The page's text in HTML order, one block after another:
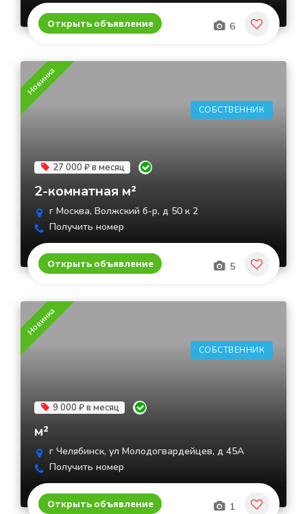
Открыть объявление 6
СОБСТВЕННИК
Новинка
27 000 ₽ в месяц
2-комнатная м²
г Москва, Волжский б-р, д 50 к 2
Получить номер
Открыть объявление 5
СОБСТВЕННИК
Новинка
9 000 ₽ в месяц
м²
г Челябинск, ул Молодогвардейцев, д 45А
Получить номер
Открыть объявление 1